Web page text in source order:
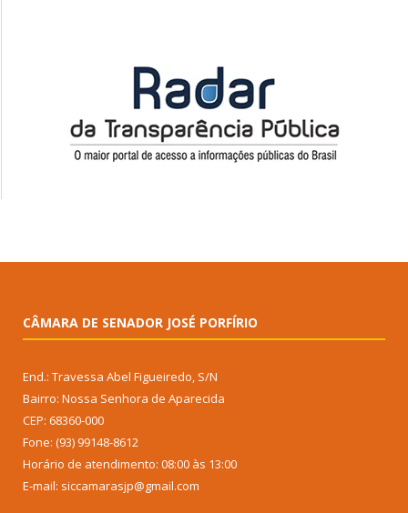
CÂMARA DE SENADOR JOSÉ PORFÍRIO
End.: Travessa Abel Figueiredo, S/N
Bairro: Nossa Senhora de Aparecida
CEP: 68360-000
Fone: (93) 99148-8612
Horário de atendimento: 08:00 às 13:00
E-mail: siccamarasjp@gmail.com